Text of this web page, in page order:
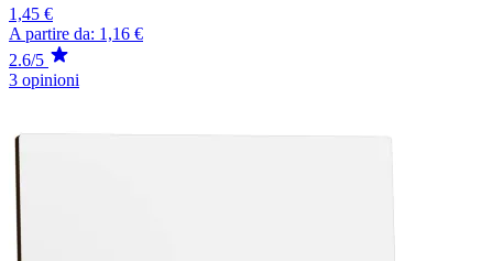
1,45 €
A partire da: 1,16 €
2.6/5
3 opinioni